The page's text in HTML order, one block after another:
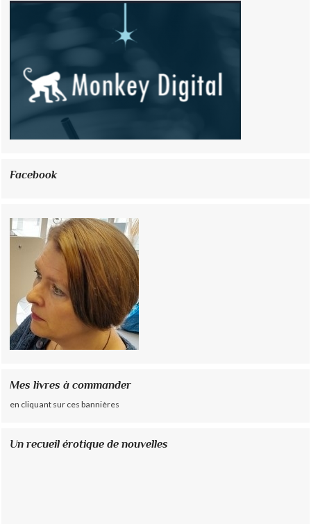
Facebook
Mes livres à commander
en cliquant sur ces bannières
Un recueil érotique de nouvelles